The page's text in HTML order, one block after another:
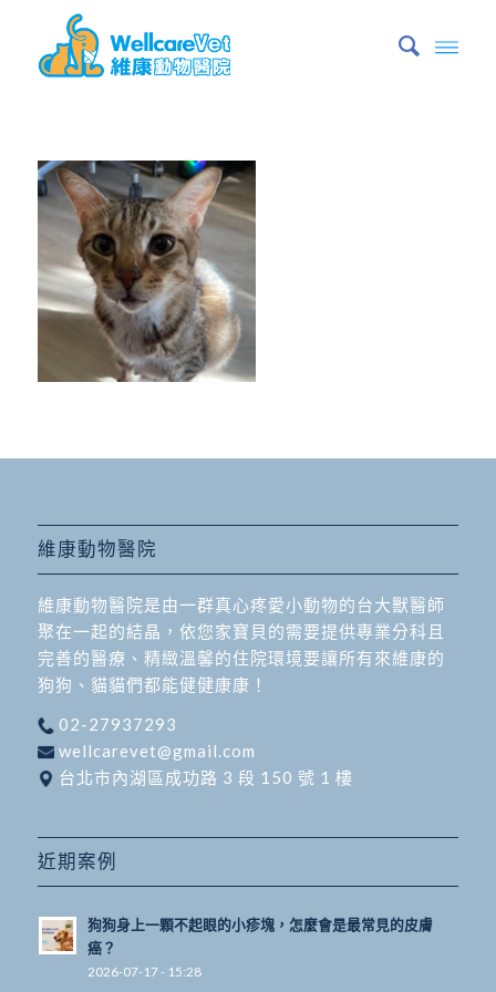
維康動物醫院
維康動物醫院是由一群真心疼愛小動物的台大獸醫師
聚在一起的結晶，依您家寶貝的需要提供專業分科且
完善的醫療、精緻溫馨的住院環境要讓所有來維康的
狗狗、貓貓們都能健健康康！
02-27937293
wellcarevet@gmail.com
台北市內湖區成功路 3 段 150 號 1 樓
近期案例
狗狗身上一顆不起眼的小疹塊，怎麼會是最常見的皮膚
癌？
2026-07-17 - 15:28